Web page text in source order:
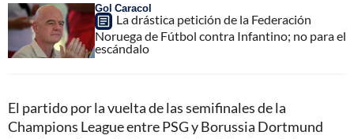
Gol Caracol
La drástica petición de la Federación
Noruega de Fútbol contra Infantino; no para el
escándalo
El partido por la vuelta de las semifinales de la
Champions League entre PSG y Borussia Dortmund